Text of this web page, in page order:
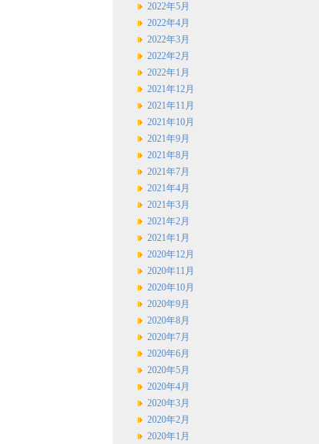
2022年5月
2022年4月
2022年3月
2022年2月
2022年1月
2021年12月
2021年11月
2021年10月
2021年9月
2021年8月
2021年7月
2021年4月
2021年3月
2021年2月
2021年1月
2020年12月
2020年11月
2020年10月
2020年9月
2020年8月
2020年7月
2020年6月
2020年5月
2020年4月
2020年3月
2020年2月
2020年1月